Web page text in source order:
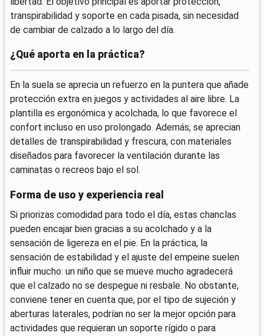
transpirabilidad y soporte en cada pisada, sin necesidad
de cambiar de calzado a lo largo del día.
¿Qué aporta en la práctica?
En la suela se aprecia un refuerzo en la puntera que añade
protección extra en juegos y actividades al aire libre. La
plantilla es ergonómica y acolchada, lo que favorece el
confort incluso en uso prolongado. Además, se aprecian
detalles de transpirabilidad y frescura, con materiales
diseñados para favorecer la ventilación durante las
caminatas o recreos bajo el sol.
Forma de uso y experiencia real
Si priorizas comodidad para todo el día, estas chanclas
pueden encajar bien gracias a su acolchado y a la
sensación de ligereza en el pie. En la práctica, la
sensación de estabilidad y el ajuste del empeine suelen
influir mucho: un niño que se mueve mucho agradecerá
que el calzado no se despegue ni resbale. No obstante,
conviene tener en cuenta que, por el tipo de sujeción y
aberturas laterales, podrían no ser la mejor opción para
actividades que requieran un soporte rígido o para